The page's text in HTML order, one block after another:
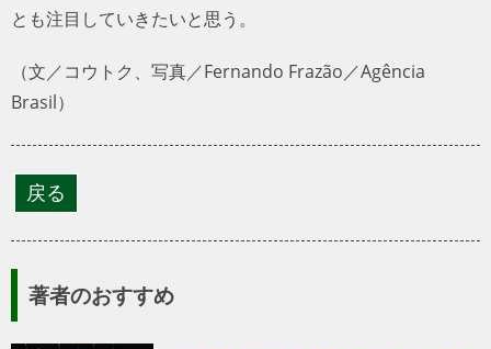
とも注目していきたいと思う。
（文／コウトク、写真／Fernando Frazão／Agência
Brasil）
著者のおすすめ